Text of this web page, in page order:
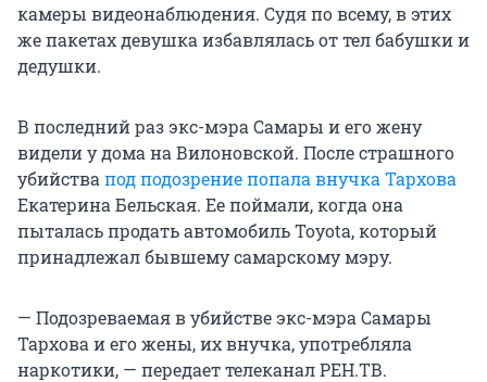
камеры видеонаблюдения. Судя по всему, в этих
же пакетах девушка избавлялась от тел бабушки и
дедушки.
В последний раз экс-мэра Самары и его жену
видели у дома на Вилоновской. После страшного
убийства под подозрение попала внучка Тархова
Екатерина Бельская. Ее поймали, когда она
пыталась продать автомобиль Toyota, который
принадлежал бывшему самарскому мэру.
— Подозреваемая в убийстве экс-мэра Самары
Тархова и его жены, их внучка, употребляла
наркотики, — передает телеканал РЕН.ТВ.